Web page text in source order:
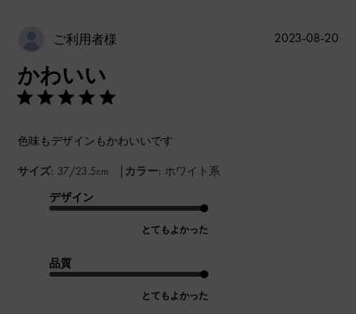
ご利用者様
かわいい
色味もデザインもかわいいです
サイズ: 37/23.5cm | カラー: ホワイト系
デザイン
とてもよかった
品質
とてもよかった
公
2023-08-20